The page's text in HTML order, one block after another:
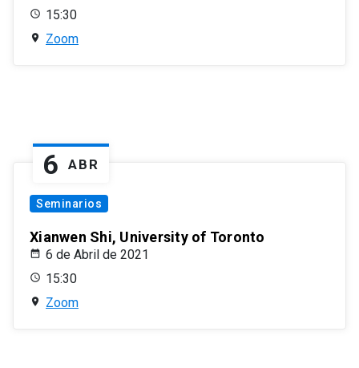
15:30
Zoom
6 ABR
Seminarios
Xianwen Shi, University of Toronto
6 de Abril de 2021
15:30
Zoom